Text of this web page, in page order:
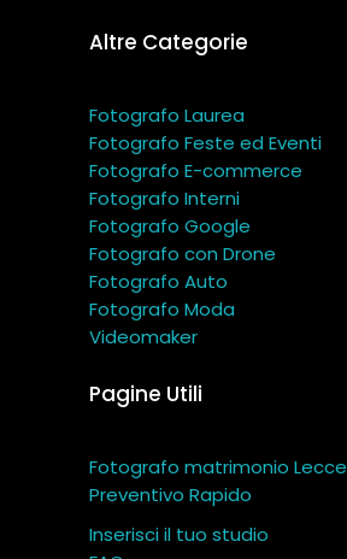
Altre Categorie
Fotografo Laurea
Fotografo Feste ed Eventi
Fotografo E-commerce
Fotografo Interni
Fotografo Google
Fotografo con Drone
Fotografo Auto
Fotografo Moda
Videomaker
Pagine Utili
Fotografo matrimonio Lecce
Preventivo Rapido
Inserisci il tuo studio